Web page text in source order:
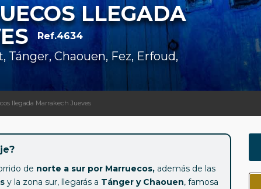
LLEGADA
Ref.4634
Tánger, Chaouen, Fez, Erfoud,
llegada Marrakech Jueves
de norte a sur por Marruecos, además de las
y la zona sur, llegarás a Tánger y Chaouen, famosa